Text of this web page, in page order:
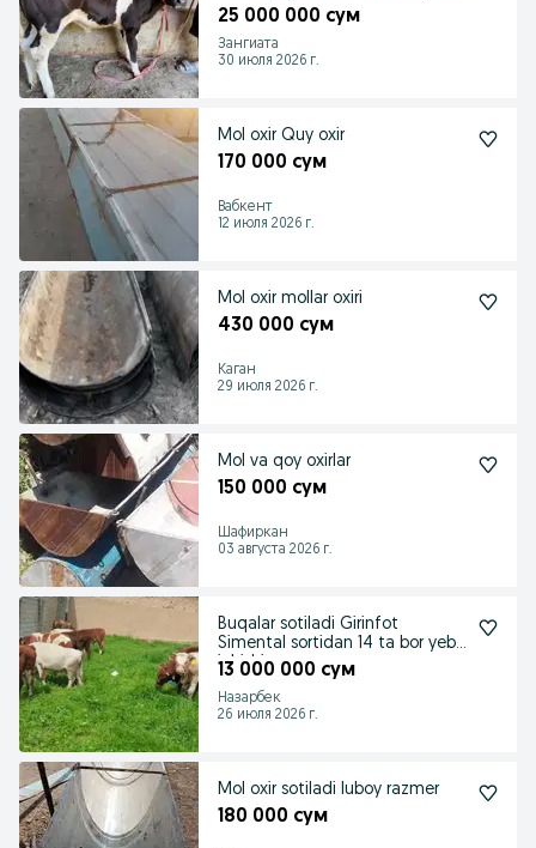
25 000 000 сум
Зангиата
30 июля 2026 г.
Mol oxir Quy oxir
170 000 сум
Вабкент
12 июля 2026 г.
Mol oxir mollar oxiri
430 000 сум
Каган
29 июля 2026 г.
Mol va qoy oxirlar
150 000 сум
Шафиркан
03 августа 2026 г.
Buqalar sotiladi Girinfot
Simental sortidan 14 ta bor yeb
ichishi zor
13 000 000 сум
Назарбек
26 июля 2026 г.
Mol oxir sotiladi luboy razmer
180 000 сум